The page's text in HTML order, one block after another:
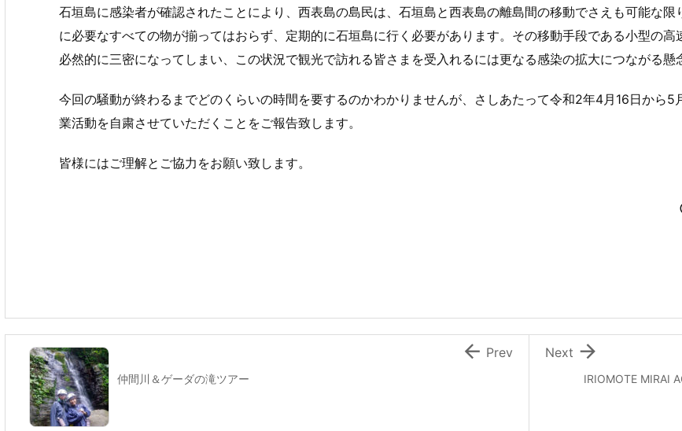
石垣島に感染者が確認されたことにより、西表島の島民は、石垣島と西表島の離島間の移動でさえも可能な
に必要なすべての物が揃ってはおらず、定期的に石垣島に行く必要があります。その移動手段である小型の高
必然的に三密になってしまい、この状況で観光で訪れる皆さまを受入れるには更なる感染の拡大につながる懸
今回の騒動が終わるまでどのくらいの時間を要するのかわかりませんが、さしあたって令和2年4月16日から
業活動を自粛させていただくことをご報告致します。
皆様にはご理解とご協力をお願い致します。
IRIOMOTE MIRAI

Next
仲間川＆ゲーダの滝ツアー
 Prev